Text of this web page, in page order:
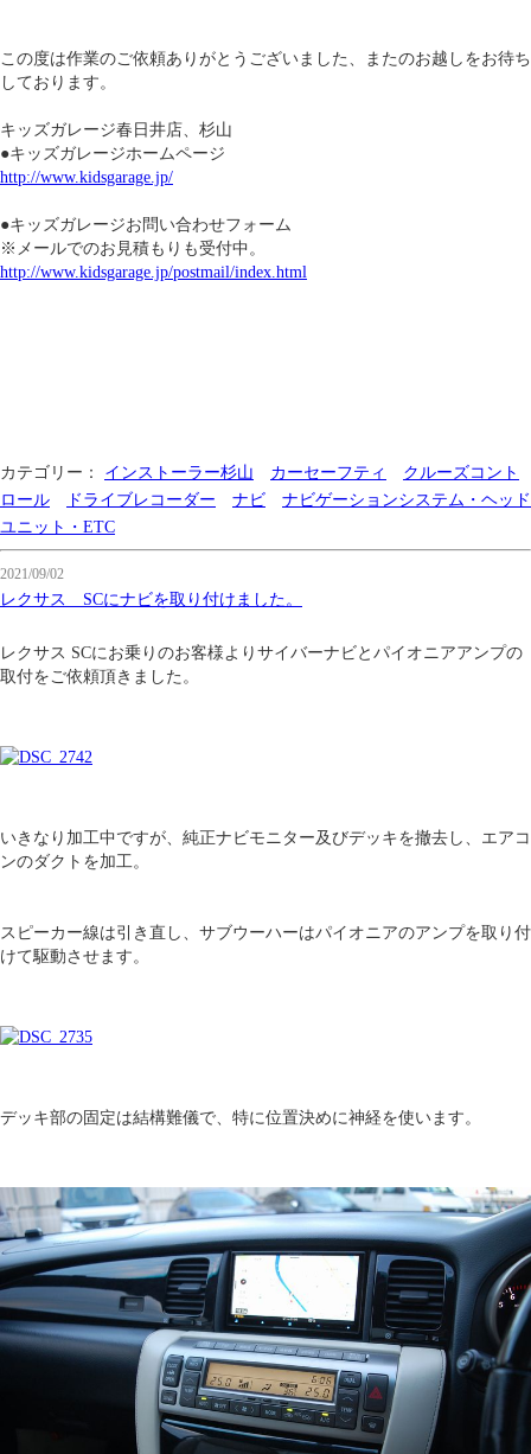
この度は作業のご依頼ありがとうございました、またのお越しをお待ち
しております。
キッズガレージ春日井店、杉山
●キッズガレージホームページ
http://www.kidsgarage.jp/
●キッズガレージお問い合わせフォーム
※メールでのお見積もりも受付中。
http://www.kidsgarage.jp/postmail/index.html
カテゴリー： インストーラー杉山 カーセーフティ
クルーズコント
ロール
ドライブレコーダー ナビ
ナビゲーションシステム・ヘッド
ユニット・ETC
2021/09/02
レクサス SCにナビを取り付けました。
レクサス SCにお乗りのお客様よりサイバーナビとパイオニアアンプの
取付をご依頼頂きました。
いきなり加工中ですが、純正ナビモニター及びデッキを撤去し、エアコ
ンのダクトを加工。
スピーカー線は引き直し、サブウーハーはパイオニアのアンプを取り付
けて駆動させます。
デッキ部の固定は結構難儀で、特に位置決めに神経を使います。